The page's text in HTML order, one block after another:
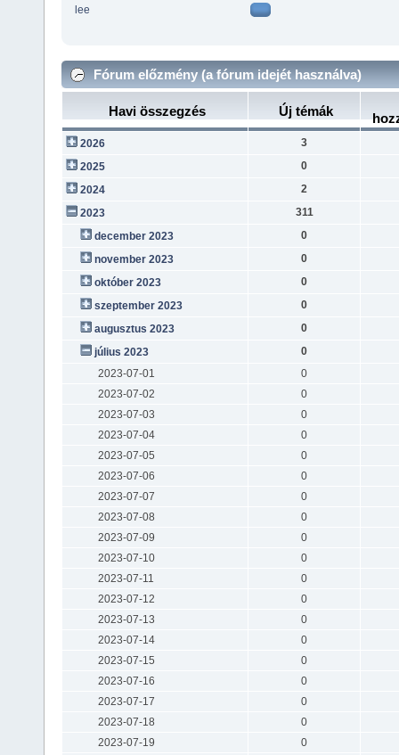
lee
Fórum előzmény (a fórum idejét használva)
Havi összegzés Új témák
2026
3
2025
0
2024
2
2023
311
december 2023
0
november 2023
0
október 2023
0
szeptember 2023
0
augusztus 2023
0
július 2023
0
2023-07-01
0
2023-07-02
0
2023-07-03
0
2023-07-04
0
2023-07-05
0
2023-07-06
0
2023-07-07
0
2023-07-08
0
2023-07-09
0
2023-07-10
0
2023-07-11
0
2023-07-12
0
2023-07-13
0
2023-07-14
0
2023-07-15
0
2023-07-16
0
2023-07-17
0
2023-07-18
0
2023-07-19
0